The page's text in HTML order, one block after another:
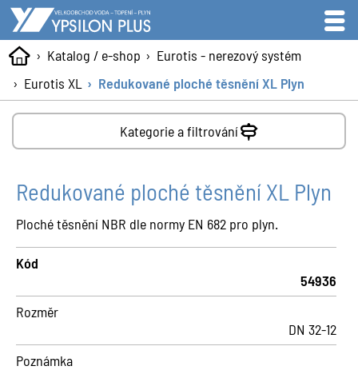
Katalog / e-shop
Eurotis - nerezový systém
Eurotis XL
Redukované ploché těsnění XL Plyn
Kategorie a filtrování
Redukované ploché těsnění XL Plyn
Ploché těsnění NBR dle normy EN 682 pro plyn.
Kód
54936
Rozměr
DN 32-12
Poznámka